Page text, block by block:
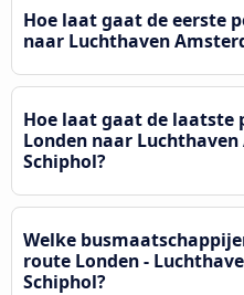
Hoe laat gaat de eerste
naar Luchthaven
Hoe laat gaat de laatste
Londen naar
Schiphol?
Welke
route Londen -
Schiphol?